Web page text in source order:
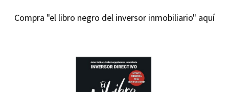
Compra "el libro negro del inversor inmobiliario" aquí